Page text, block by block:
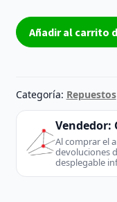
sensor
de
sensor
de
impresora
Deskjet
3054a
Añadir al carrito
Categoría: Repuestos
Vendedor:
Al comprar el
devoluciones
desplegable